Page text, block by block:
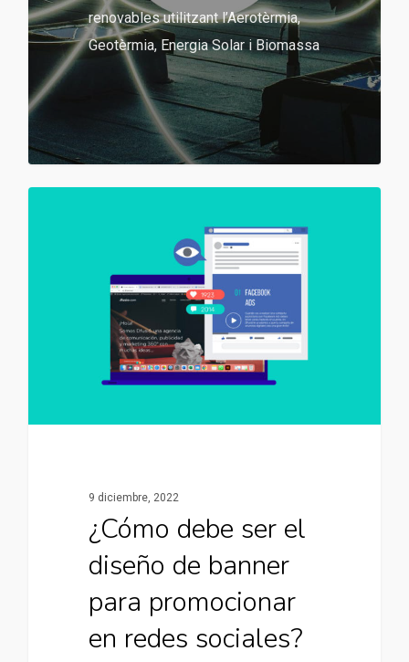
renovables utilitzant l’Aerotèrmia,
Geotèrmia, Energia Solar i Biomassa
9 diciembre, 2022
¿Cómo debe ser el
diseño de banner
para promocionar
en redes sociales?